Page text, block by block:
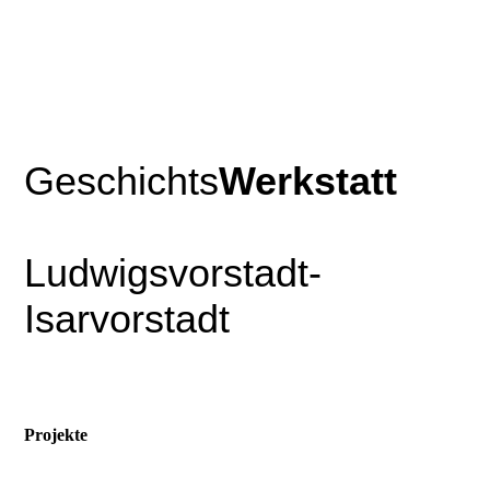
GeschichtsWerkstatt
Ludwigsvorstadt-
Isarvorstadt
Projekte